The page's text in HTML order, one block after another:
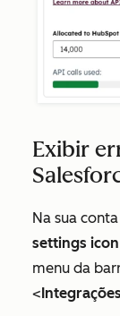
Exibir
Na sua
settings icon
menu da
<Integrações